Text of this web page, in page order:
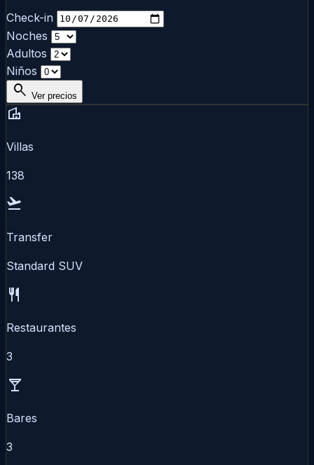
Check-in
Noches
Adultos
Niños
search Ver precios
villa
Villas
138
flight_takeoff
Transfer
Standard SUV
restaurant
Restaurantes
3
local_bar
Bares
3